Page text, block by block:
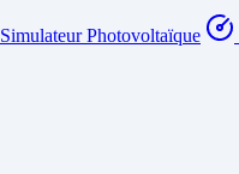
Simulateur Photovoltaïque